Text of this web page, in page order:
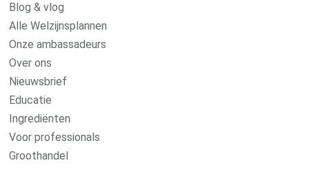
Blog & vlog
Alle Welzijnsplannen
Onze ambassadeurs
Over ons
Nieuwsbrief
Educatie
Ingrediënten
Voor professionals
Groothandel